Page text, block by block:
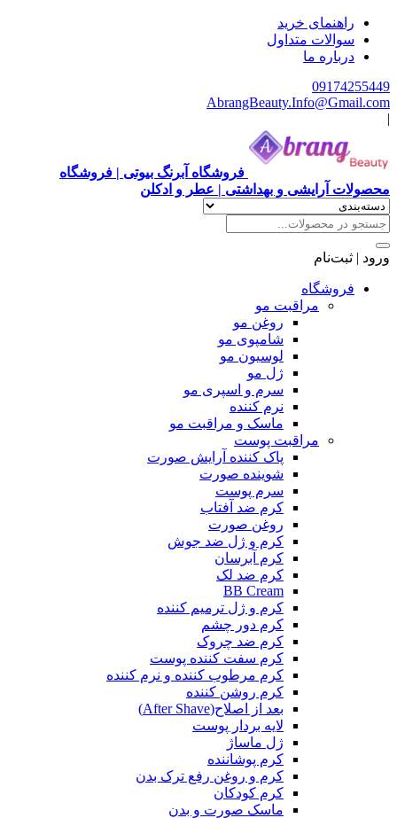
خرید
متداول
ما
فروشگاه آبرنگ بیوتی | فروشگاه
آرایشی و بهداشتی | عطر و ادکلن
مراقبت مو
روغن مو
شامپوی مو
لوسیون مو
سرم و اسپری مو
نرم کننده
ماسک و مراقبت مو
مراقبت پوست
پاک کننده آرایش صورت
شوینده صورت
سرم پوست
کرم ضد آفتاب
روغن صورت
کرم و ژل ضد جوش
کرم آبرسان
کرم ضد لک
BB Cream
کرم و ژل ترمیم کننده
کرم دور چشم
کرم ضد چروک
کرم سفت کننده پوست
کرم مرطوب کننده و نرم کننده
کرم روشن کننده
بعد از اصلاح(After Shave)
لایه بردار پوست
ژل ماساژ
کرم پوشاننده
کرم و روغن رفع ترک بدن
کرم کودکان
ماسک صورت و بدن